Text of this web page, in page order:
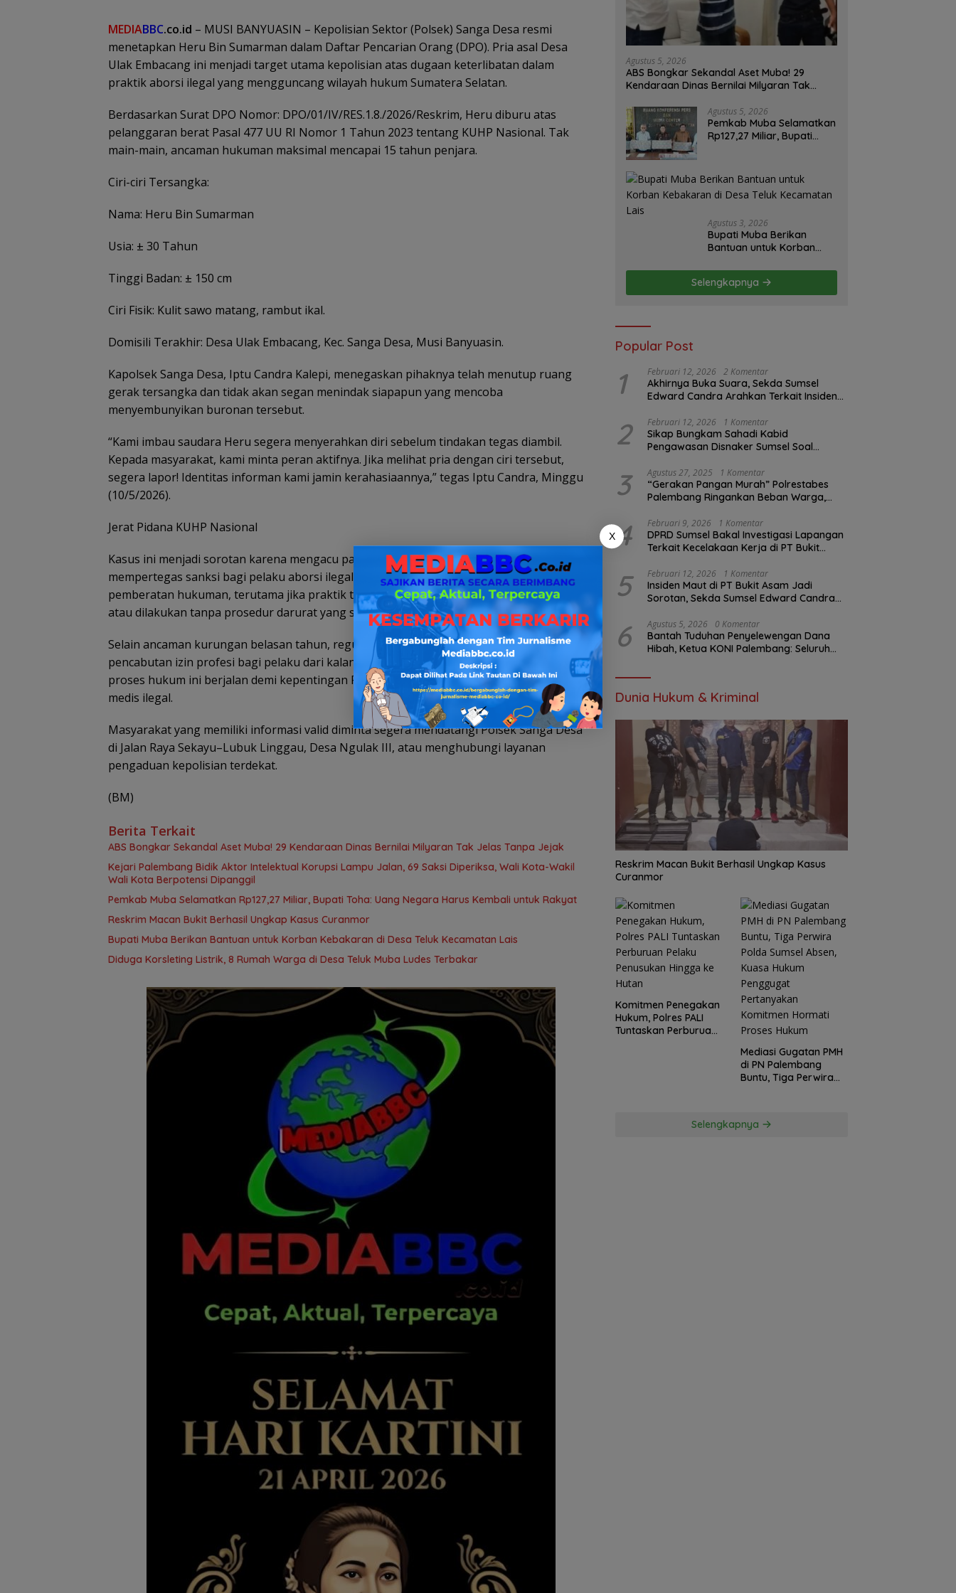
MEDIABBC.co.id – MUSI BANYUASIN – Kepolisian Sektor (Polsek) Sanga Desa resmi
menetapkan Heru Bin Sumarman dalam Daftar Pencarian Orang (DPO). Pria asal Desa
Ulak Embacang ini menjadi target utama kepolisian atas dugaan keterlibatan dalam
praktik aborsi ilegal yang mengguncang wilayah hukum Sumatera Selatan.
Berdasarkan Surat DPO Nomor: DPO/01/IV/RES.1.8./2026/Reskrim, Heru diburu atas
pelanggaran berat Pasal 477 UU RI Nomor 1 Tahun 2023 tentang KUHP Nasional. Tak
main-main, ancaman hukuman maksimal mencapai 15 tahun penjara.
Ciri-ciri Tersangka:
Nama: Heru Bin Sumarman
Usia: ± 30 Tahun
Tinggi Badan: ± 150 cm
Ciri Fisik: Kulit sawo matang, rambut ikal.
Domisili Terakhir: Desa Ulak Embacang, Kec. Sanga Desa, Musi Banyuasin.
Kapolsek Sanga Desa, Iptu Candra Kalepi, menegaskan pihaknya telah menutup ruang
gerak tersangka dan tidak akan segan menindak siapapun yang mencoba
menyembunyikan buronan tersebut.
“Kami imbau saudara Heru segera menyerahkan diri sebelum tindakan tegas diambil.
Kepada masyarakat, kami minta peran aktifnya. Jika melihat pria dengan ciri tersebut,
segera lapor! Identitas informan kami jamin kerahasiaannya,” tegas Iptu Candra, Minggu
(10/5/2026).
Jerat Pidana KUHP Nasional
Kasus ini menjadi sorotan karena mengacu pada KUHP Nasional (UU No. 1/2023) yang
mempertegas sanksi bagi pelaku aborsi ilegal. Pasal 477 secara spesifik mengatur
pemberatan hukuman, terutama jika praktik tersebut menyalahgunakan profesi medis
atau dilakukan tanpa prosedur darurat yang sah.
Selain ancaman kurungan belasan tahun, regulasi baru ini juga memungkinkan
pencabutan izin profesi bagi pelaku dari kalangan medis. Polsek Sanga Desa memastikan
proses hukum ini berjalan demi kepentingan Pro Justitia dan efek jera terhadap praktik
medis ilegal.
Masyarakat yang memiliki informasi valid diminta segera mendatangi Polsek Sanga Desa
di Jalan Raya Sekayu–Lubuk Linggau, Desa Ngulak III, atau menghubungi layanan
pengaduan kepolisian terdekat.
(BM)
Berita Terkait
ABS Bongkar Sekandal Aset Muba! 29 Kendaraan Dinas Bernilai Milyaran Tak Jelas Tanpa Jejak
Kejari Palembang Bidik Aktor Intelektual Korupsi Lampu Jalan, 69 Saksi Diperiksa, Wali Kota-Wakil
Wali Kota Berpotensi Dipanggil
Pemkab Muba Selamatkan Rp127,27 Miliar, Bupati Toha: Uang Negara Harus Kembali untuk Rakyat
Reskrim Macan Bukit Berhasil Ungkap Kasus Curanmor
Bupati Muba Berikan Bantuan untuk Korban Kebakaran di Desa Teluk Kecamatan Lais
Diduga Korsleting Listrik, 8 Rumah Warga di Desa Teluk Muba Ludes Terbakar
Agustus 5, 2026
ABS Bongkar Sekandal Aset Muba! 29
Kendaraan Dinas Bernilai Milyaran Tak
Agustus 5, 2026
Pemkab Muba Selamatkan
Rp127,27 Miliar, Bupati
Agustus 3, 2026
Bupati Muba Berikan
Bantuan untuk Korban
Kecamatan Lais
Selengkapnya
Popular Post
1 Februari 12, 2026 2 Komentar
Akhirnya Buka Suara, Sekda Sumsel
Edward Candra Arahkan Terkait Insiden
2 Februari 12, 2026 1 Komentar
Sikap Bungkam Sahadi Kabid
Pengawasan Disnaker Sumsel Soal
Pengawasan K3?
3 Agustus 27, 2025 1 Komentar
“Gerakan Pangan Murah” Polrestabes
Palembang Ringankan Beban Warga,
4 Februari 9, 2026 1 Komentar
DPRD Sumsel Bakal Investigasi Lapangan
Terkait Kecelakaan Kerja di PT Bukit
5 Februari 12, 2026 1 Komentar
Insiden Maut di PT Bukit Asam Jadi
Sorotan, Sekda Sumsel Edward Candra
6 Agustus 5, 2026 0 Komentar
Bantah Tuduhan Penyelewengan Dana
Hibah, Ketua KONI Palembang: Seluruh
Dunia Hukum & Kriminal
Reskrim Macan Bukit Berhasil Ungkap Kasus
Curanmor
Komitmen Penegakan
Hukum, Polres PALI
Tuntaskan Perburuan
Mediasi Gugatan PMH
di PN Palembang
Buntu, Tiga Perwira
Pertanyakan
Selengkapnya
X